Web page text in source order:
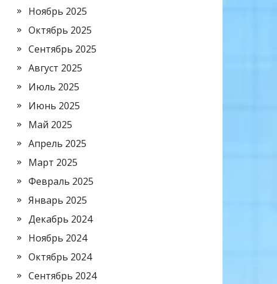
Ноябрь 2025
Октябрь 2025
Сентябрь 2025
Август 2025
Июль 2025
Июнь 2025
Май 2025
Апрель 2025
Март 2025
Февраль 2025
Январь 2025
Декабрь 2024
Ноябрь 2024
Октябрь 2024
Сентябрь 2024